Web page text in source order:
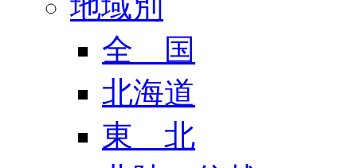
全 国
北海道
東 北